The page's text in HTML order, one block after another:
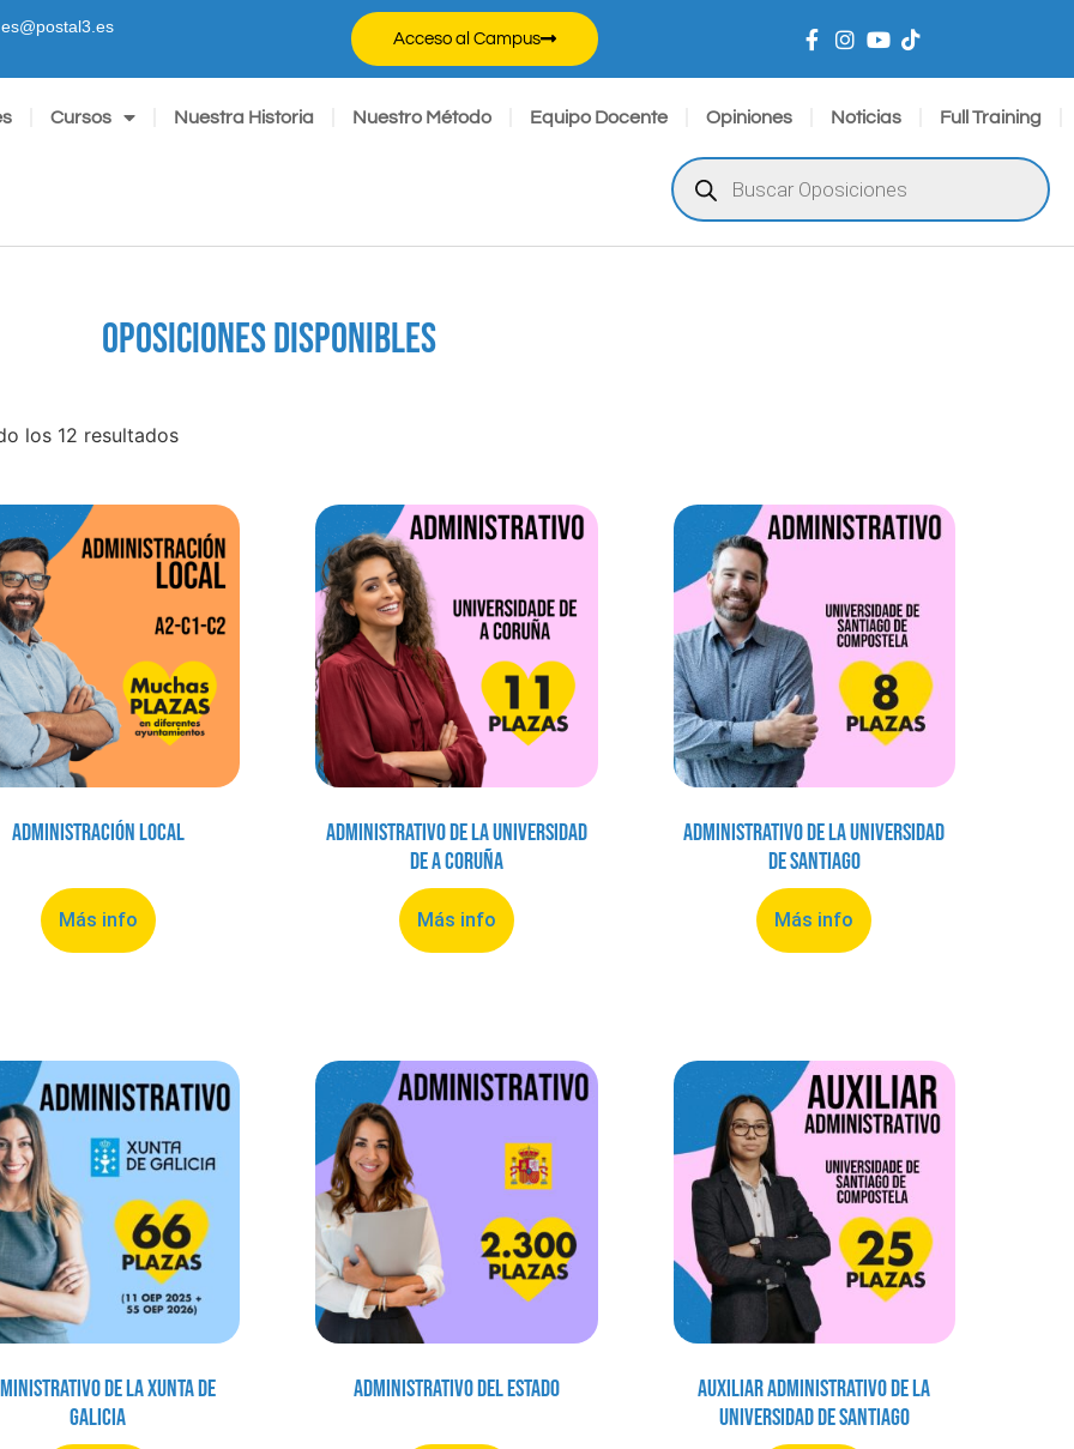
Acceso al Campus
Cursos Nuestra Historia Nuestro Método Equipo Docente Opiniones Noticias Full Training
OPOSICIONES DISPONIBLES
los 12 resultados
Administración local
Más info
Administrativo de la Universidad
de A Coruña
Más info
Administrativo de la Universidad
de Santiago
Más info
de la Xunta de
Galicia
Administrativo del Estado
Auxiliar Administrativo de la
Universidad de Santiago